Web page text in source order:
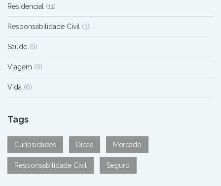
Residencial (11)
Responsabilidade Civil (3)
Saúde (6)
Viagem (6)
Vida (6)
Tags
Curiosidades Dicas Mercado
Responsabilidade Civil Seguro